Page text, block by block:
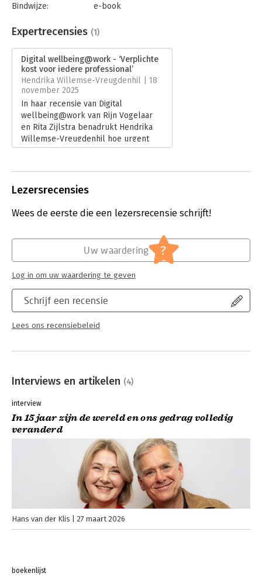
Bindwijze:
e-book
Bestandsformaat:
epub
Uitgever:
Van Duuren Management
Druk:
1
Verschijningsdatum:
18-7-2025
Hoofdrubriek: Algemeen management
Expertrecensies (1)
Digital wellbeing@work - ‘Verplichte
kost voor iedere professional’
Hendrika Willemse-Vreugdenhil | 18
november 2025
In haar recensie van Digital
wellbeing@work van Rijn Vogelaar
en Rita Zijlstra benadrukt Hendrika
Willemse-Vreugdenhil hoe urgent
digitaal welzijn is in een wereld die
noemt het boek een frisse
adempauze vol praktische inzichten
menselijker te werken.
Lezersrecensies
Wees de eerste die een lezersrecensie schrijft!
Schrijf een recensie
Lees ons recensiebeleid
Uw waardering ?
Log in om uw waardering te geven
Interviews en artikelen (4)
interview
In 15 jaar zijn de wereld en ons gedrag volledig
veranderd
Hans van der Klis 27 maart 2026
boekenlijst